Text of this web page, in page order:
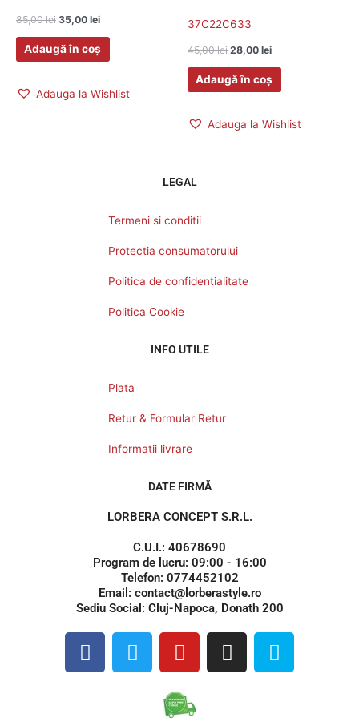
85,00lei 35,00 lei
Adaugă în coș
Adauga la Wishlist
37C22C633
45,00lei 28,00 lei
Adaugă în coș
Adauga la Wishlist
LEGAL
Termeni si conditii
Protectia consumatorului
Politica de confidentialitate
Politica Cookie
INFO UTILE
Plata
Retur & Formular Retur
Informatii livrare
DATE FIRMĂ
LORBERA CONCEPT S.R.L.
C.U.I.: 40678690
Program de lucru: 09:00 - 16:00
Telefon: 0774452102
Email: contact@lorberastyle.ro
Sediu Social: Cluj-Napoca, Donath 200
F
a
T
w
Y
o
t
I
n
S
k